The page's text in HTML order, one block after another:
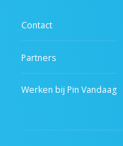
Contact
Partners
Werken bij Pin Vandaag